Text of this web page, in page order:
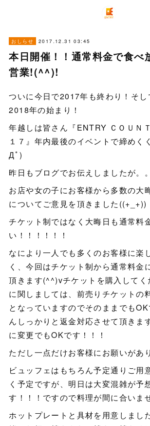
おしらせ 2017.12.31 03:45
本日開催！！通常料金で食べ
営業!(^^)!
ついに今日で2017年も終わり！そし
2018年の始まり！
年越しは皆さん『ENTRY ＣＯＵＮ
１７』年内最後のイベントで締めく
Дﾟ)
昨日もブログでお伝えしましたが。。
お店や女の子にお客様から多数の大
についてご意見を頂きました((+_+))
チケット制ではなく大晦日も通常料
い！！！！！！
なにより一人でも多くのお客様に楽
く、今回はチケット制から通常料金
頂きます(^^)vチケットを購入してく
に関しましては、前売りチケットの
となっていますのでそのままでも
んしっかりと返金対応させて頂きま
に変更でもOKです！！！
ただし一点だけお客様にお願いがあ
ビュッフェはもちろん予定通りご用
く予定ですが、明日は大変混雑が予
す！！！ですので料理が間に合いま
ホットプレートと具材を用意しまし